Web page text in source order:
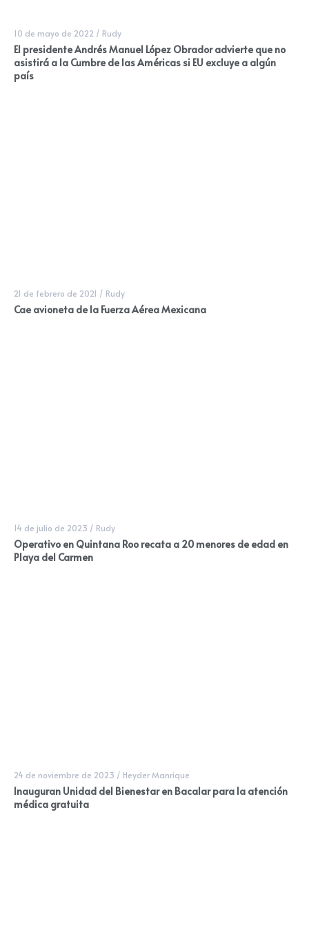
10 de mayo de 2022 / Rudy
El presidente Andrés Manuel López Obrador advierte que no
asistirá a la Cumbre de las Américas si EU excluye a algún
país
21 de febrero de 2021 / Rudy
Cae avioneta de la Fuerza Aérea Mexicana
14 de julio de 2023 / Rudy
Operativo en Quintana Roo recata a 20 menores de edad en
Playa del Carmen
24 de noviembre de 2023 / Heyder Manrique
Inauguran Unidad del Bienestar en Bacalar para la atención
médica gratuita